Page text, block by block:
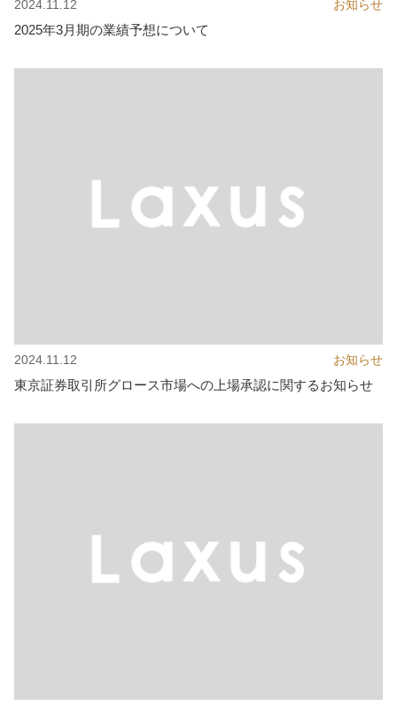
2024.11.12 お知らせ
2025年3月期の業績予想について
2024.11.12 お知らせ
東京証券取引所グロース市場への上場承認に関するお知らせ